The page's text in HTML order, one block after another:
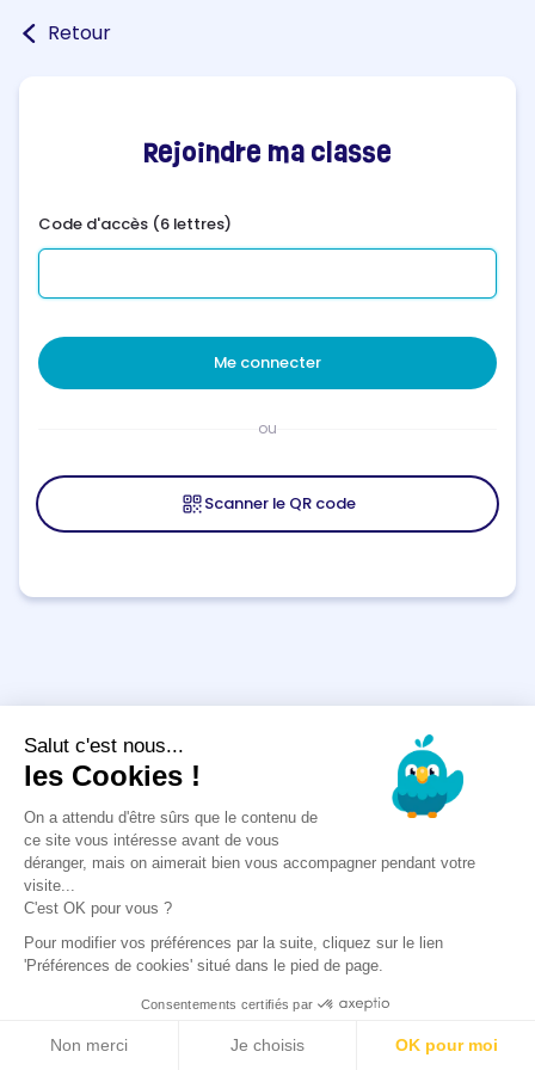
Retour
Rejoindre ma classe
Code d'accès (6 lettres)
Me connecter
ou
Scanner le QR code
Salut c'est nous...
les Cookies !
On a attendu d'être sûrs que le contenu de
ce site vous intéresse avant de vous
déranger, mais on aimerait bien vous accompagner pendant votre
visite...
C'est OK pour vous ?
Pour modifier vos préférences par la suite, cliquez sur le lien
'Préférences de cookies' situé dans le pied de page.
Consentements certifiés par
Non merci Je choisis OK pour moi